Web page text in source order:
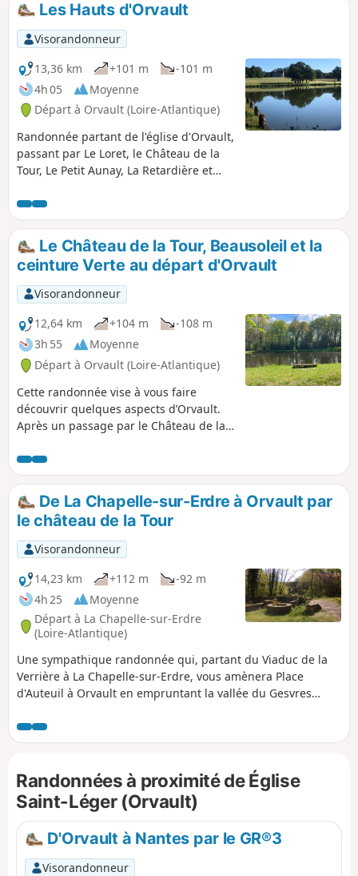
Les Hauts d'Orvault
Visorandonneur
13,36 km
+101 m
-101 m
4h 05
Moyenne
Départ à Orvault (Loire-Atlantique)
Randonnée partant de l'église d'Orvault,
passant par Le Loret, le Château de la
Tour, Le Petit Aunay, La Retardière et
Le Château de la Tour, Beausoleil et la
ceinture Verte au départ d'Orvault
Visorandonneur
12,64 km
+104 m
-108 m
3h 55
Moyenne
Départ à Orvault (Loire-Atlantique)
Cette randonnée vise à vous faire
découvrir quelques aspects d’Orvault.
Après un passage par le Château de la
campagne en direction de la vallée du
Cens. Vous couperez celle-ci pour faire
le tour de la Bugallière en utilisant la
Voie Verte. Le retour vers l’église
d’Orvault se fera après une nouvelle
plongée vers la vallée du Cens et le Pont
aux Prêtres.
De La Chapelle-sur-Erdre à Orvault par
le château de la Tour
Visorandonneur
14,23 km
+112 m
-92 m
4h 25
Moyenne
Départ à La Chapelle-sur-Erdre
(Loire-Atlantique)
Une sympathique randonnée qui, partant du Viaduc de la
Verrière à La Chapelle-sur-Erdre, vous amènera Place
d'Auteuil à Orvault en empruntant la vallée du Gesvres
accueillants jusqu'à arriver au château de la Tour. Les rives
du Cens seront atteintes en passant par le bourg d'Orvault
bus permet de revenir au départ. Voir § Infos pratiques.
Randonnées à proximité de Église
Saint-Léger (Orvault)
D'Orvault à Nantes par le GR®3
Visorandonneur